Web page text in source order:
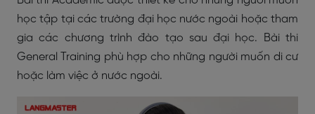
học tập tại các trường đại học nước ngoài hoặc tham
gia các chương trình đào tạo sau đại học. Bài thi
General Training phù hợp cho những người muốn di cư
hoặc làm việc ở nước ngoài.